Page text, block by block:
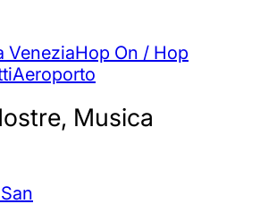
VeneziaHop On / Hop
Aeroporto
Musica